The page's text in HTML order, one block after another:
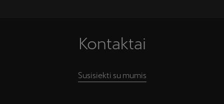
Kontaktai
Susisiekti su mumis